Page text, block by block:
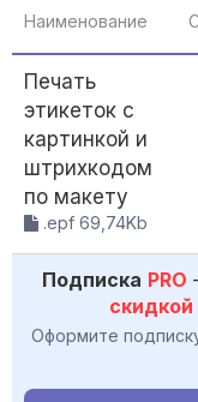
Наименование
Печать
этикеток с
картинкой и
штрихкодом
по макету
.epf 69,74Kb
Подписка PRO
Оформите